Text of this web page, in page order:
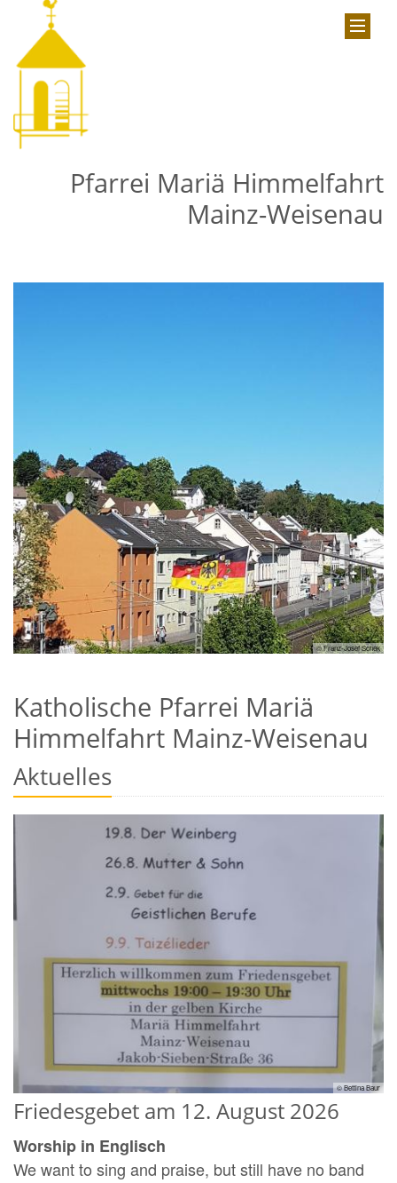
Pfarrei Mariä Himmelfahrt
Mainz-Weisenau
© Franz-Josef Schek
Katholische Pfarrei Mariä
Himmelfahrt Mainz-Weisenau
Aktuelles
© Bettina Baur
Friedesgebet am 12. August 2026
Worship in Englisch
We want to sing and praise, but still have no band